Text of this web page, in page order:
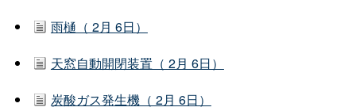
雨樋（ 2月 6日）
天窓自動開閉装置（ 2月 6日）
炭酸ガス発生機（ 2月 6日）